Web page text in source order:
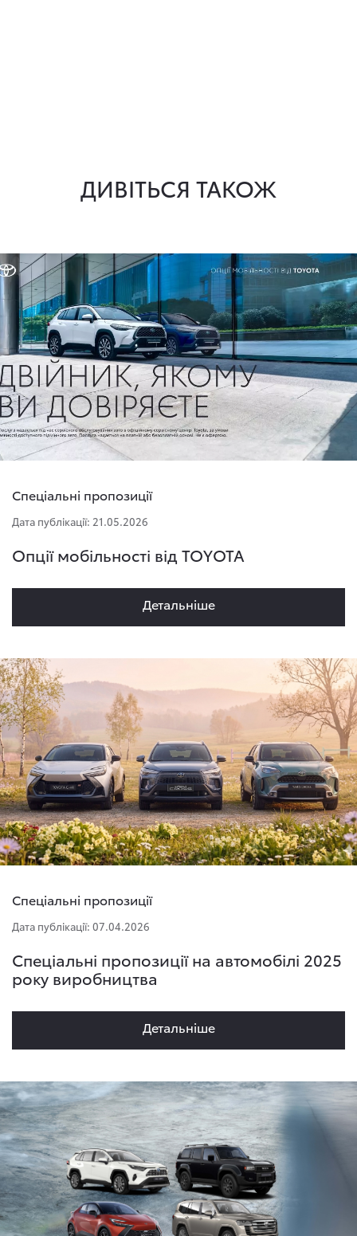
ДИВІТЬСЯ ТАКОЖ
Спеціальні пропозиції
Дата публікації: 21.05.2026
Опції мобільності від TOYOTA
Детальнiше
Спеціальні пропозиції
Дата публікації: 07.04.2026
Спеціальні пропозиції на автомобілі 2025
року виробництва
Детальнiше